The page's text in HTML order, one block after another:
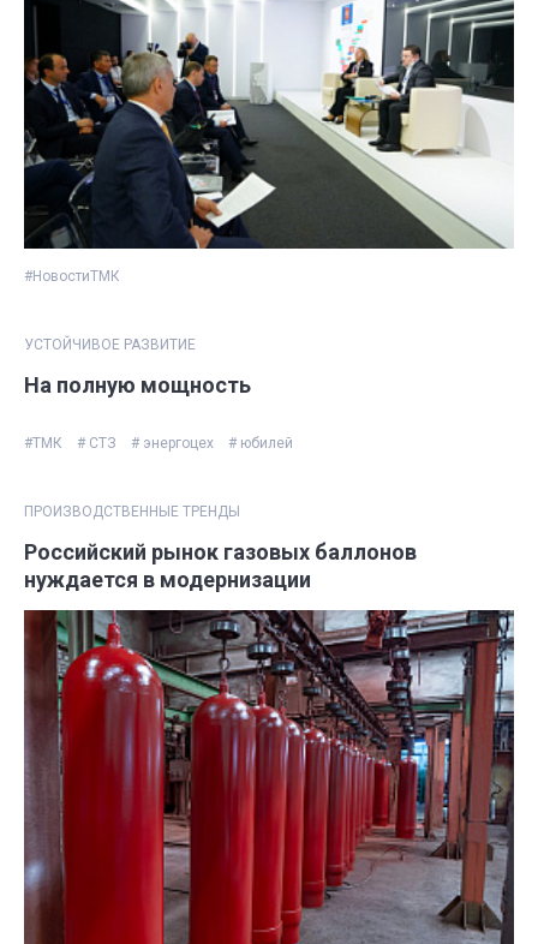
#НовостиТМК
УСТОЙЧИВОЕ РАЗВИТИЕ
На полную мощность
#ТМК # СТЗ # энергоцех # юбилей
ПРОИЗВОДСТВЕННЫЕ ТРЕНДЫ
Российский рынок газовых баллонов
нуждается в модернизации